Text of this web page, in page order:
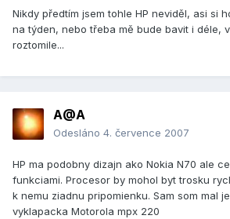
Nikdy předtím jsem tohle HP neviděl, asi si
na týden, nebo třeba mě bude bavit i déle,
roztomile...
A@A
Odesláno 4. července 2007
HP ma podobny dizajn ako Nokia N70 ale
funkciami. Procesor by mohol byt trosku
k nemu ziadnu pripomienku. Sam som mal
vyklapacka Motorola mpx 220